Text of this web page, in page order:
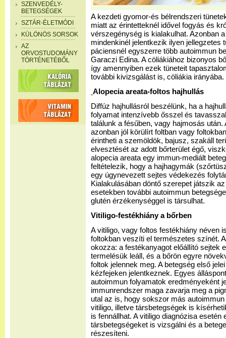
SZENVEDÉLY-
BETEGSÉGEK
SZTÁR-ÉLETMÓDI
KÜLÖNÖS SORSOK
AZ
ORVOSTUDOMÁNY
TÖRTÉNETÉBŐL
A kezdeti gyomor-és bélrendszeri
miatt az érintetteknél idővel fogyás és
vérszegénység is kialakulhat. Azonban
mindenkinél jelentkezik ilyen jellegzetes
páciensnél egyszerre több autoimmun
Garaczi Edina. A cöliákiához bizonyos
így amennyiben ezek tüneteit
további kivizsgálást is, cöliákia irányába.
Alopecia areata-foltos hajhullás
Diffúz hajhullásról beszélünk, ha a
folyamat intenzívebb ősszel és
találunk a fésűben, vagy hajmosás után.
azonban jól körülírt foltban vagy
érintheti a szemöldök, bajusz, szakáll
elvesztését az adott bőrterület égő,
alopecia areata egy immun-mediált
feltételezik, hogy a hajhagymák
egy úgynevezett sejtes védekezés
Kialakulásában döntő szerepet játszik
esetekben további autoimmun
glutén érzékenységgel is társulhat.
Vitiligo-festékhiány a bőrben
A vitiligo, vagy foltos festékhiány néven
foltokban veszíti el természetes színét.
okozza: a festékanyagot előállító sejtek
termelésük leáll, és a bőrön egyre
foltok jelennek meg. A betegség első
kézfejeken jelentkeznek. Egyes
autoimmun folyamatok eredményeként
immunrendszer maga zavarja meg a
utal az is, hogy sokszor más
vitiligo, illetve társbetegségek is
is fennállhat. A vitiligo diagnózisa esetén
társbetegségeket is vizsgálni és a
részesíteni.